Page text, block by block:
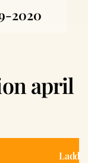
2020
april
Ladda